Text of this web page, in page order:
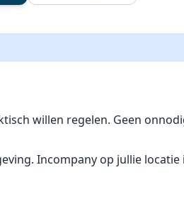
willen regelen. Geen
Incompany op jullie